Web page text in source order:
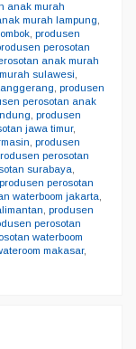
anak murah
murah lampung
, produsen
perosotan
anak murah
sulawesi
produsen
perosotan anak
produsen
jawa timur,
produsen
perosotan
surabaya
produsen perosotan
waterboom jakarta
produsen
perosotan
waterboom
makasar,